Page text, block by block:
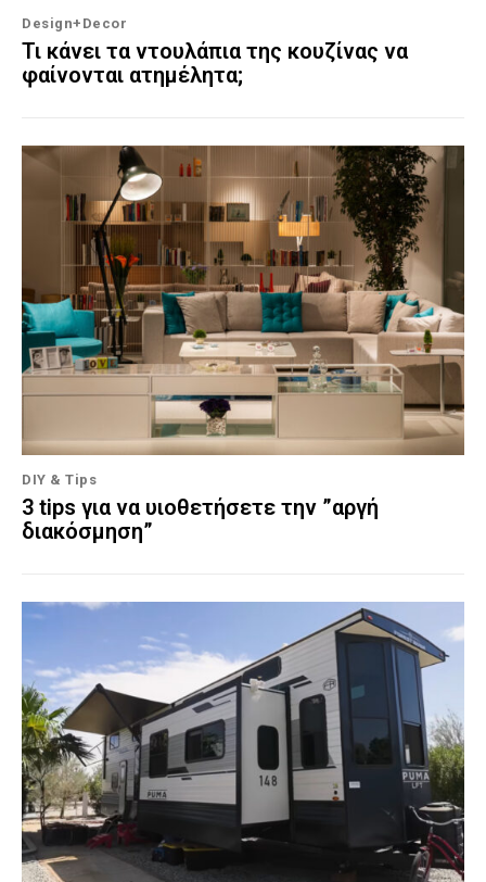
Design+Decor
Τι κάνει τα ντουλάπια της κουζίνας να
φαίνονται ατημέλητα;
DIY & Tips
3 tips για να υιοθετήσετε την ”αργή
διακόσμηση”